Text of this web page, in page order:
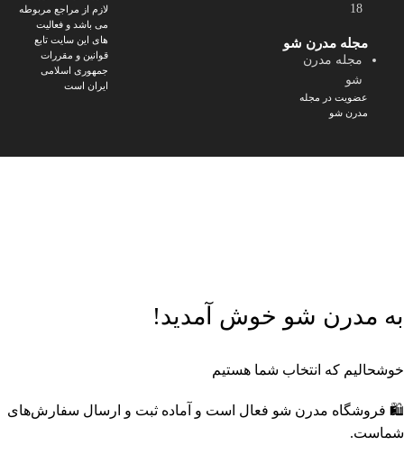
18
مجله مدرن شو
مجله مدرن
شو
عضویت در مجله
مدرن شو
لازم از مراجع مربوطه
می باشد و فعالیت
های این سایت تابع
قوانین و مقررات
جمهوری اسلامی
ایران است
به مدرن شو خوش آمدید!
خوشحالیم که انتخاب شما هستیم
🛍️ فروشگاه مدرن شو فعال است و آماده ثبت و ارسال سفارش‌های
شماست.